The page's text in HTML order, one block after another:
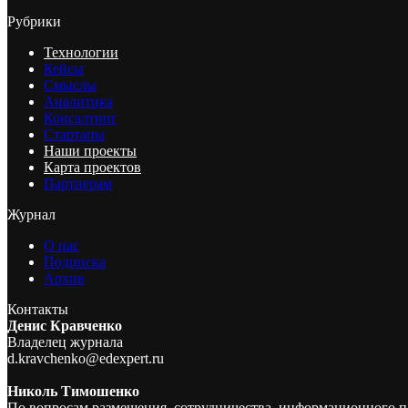
Рубрики
Технологии
Кейсы
Смыслы
Аналитика
Консалтинг
Стартапы
Наши проекты
Карта проектов
Партнерам
Журнал
О нас
Подписка
Архив
Контакты
Денис Кравченко
Владелец журнала
d.kravchenko@edexpert.ru
Николь Тимошенко